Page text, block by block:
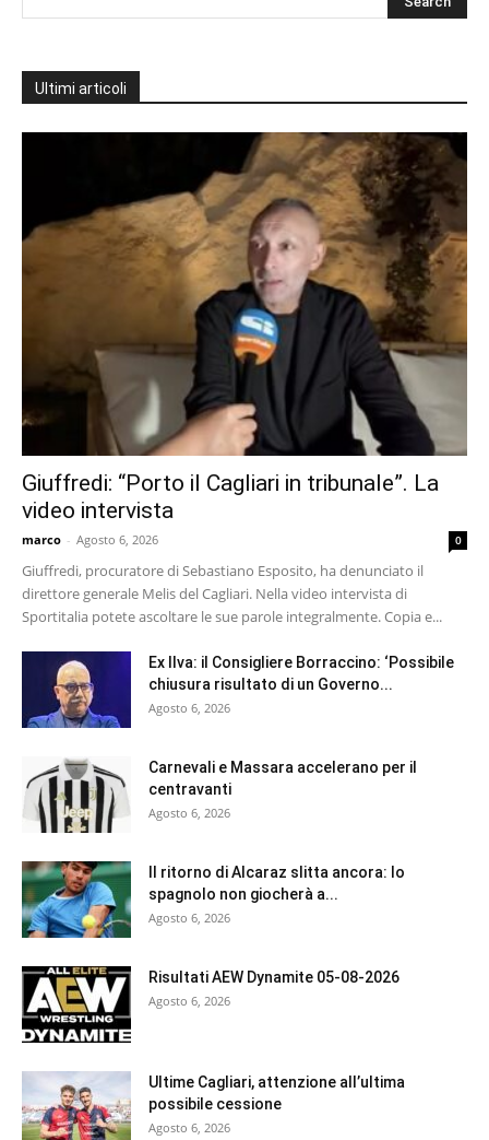
Ultimi articoli
Giuffredi: “Porto il Cagliari in tribunale”. La
video intervista
marco - Agosto 6, 2026 0
Giuffredi, procuratore di Sebastiano Esposito, ha denunciato il
direttore generale Melis del Cagliari. Nella video intervista di
Sportitalia potete ascoltare le sue parole integralmente. Copia e...
Ex Ilva: il Consigliere Borraccino: ‘Possibile
chiusura risultato di un Governo...
Agosto 6, 2026
Carnevali e Massara accelerano per il
centravanti
Agosto 6, 2026
Il ritorno di Alcaraz slitta ancora: lo
spagnolo non giocherà a...
Agosto 6, 2026
Risultati AEW Dynamite 05-08-2026
Agosto 6, 2026
Ultime Cagliari, attenzione all’ultima
possibile cessione
Agosto 6, 2026